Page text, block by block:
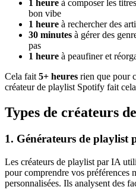
1 heure à composer les
bon vibe
1 heure à rechercher des
30 minutes à gérer des
pas
1 heure à peaufiner et
Cela fait5+ heures rien que pour
créateur de playlist Spotify fait
Types de créateurs
1. Générateurs de playlist
Les créateurs de playlist par IA
pour comprendre vos préférences
personnalisées. Ils analysent des